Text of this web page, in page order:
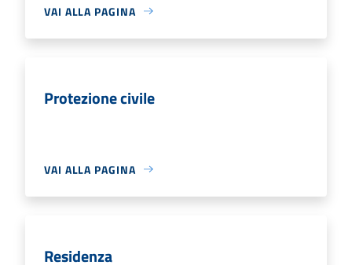
VAI ALLA PAGINA
Protezione civile
VAI ALLA PAGINA
Residenza